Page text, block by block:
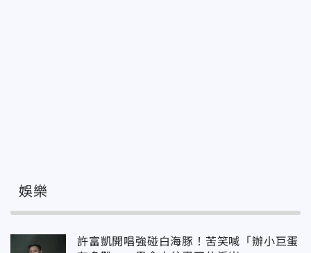
娛樂
許富凱開唱強碰白海豚！苦笑喊「辦小巨蛋